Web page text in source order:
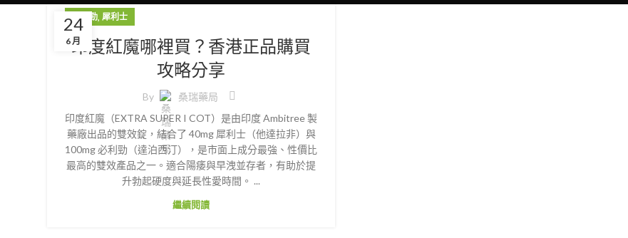
24
6 月
必利勁, 犀利士
印度紅魔哪裡買？香港正品購買
攻略分享
By
桑瑞藥局
印度紅魔（EXTRA SUPER I COT）是由印度 Ambitree 製
藥廠出品的雙效錠，結合了 40mg 犀利士（他達拉非）與
100mg 必利勁（達泊西汀），是市面上成分最強、性價比
最高的雙效產品之一。適合陽痿與早洩並存者，有助於提
升勃起硬度與延長性愛時間。 ...
繼續閱讀